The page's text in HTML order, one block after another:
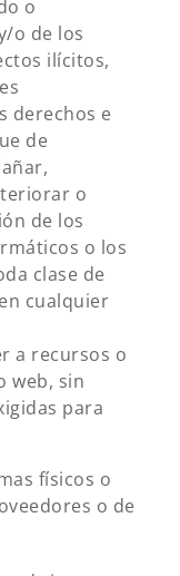
o
o de los
ilícitos,
derechos e
de
o
de los
o los
clase de
cualquier
a recursos o
web, sin
para
físicos o
o de